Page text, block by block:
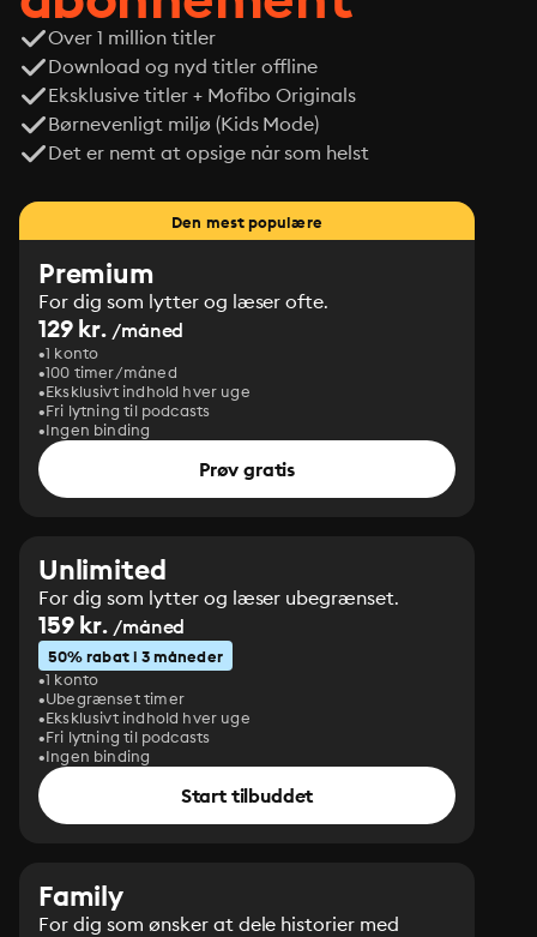
Over 1 million titler
Download og nyd titler offline
Eksklusive titler + Mofibo Originals
Børnevenligt miljø (Kids Mode)
Det er nemt at opsige når som helst
Den mest populære
Premium
For dig som lytter og læser ofte.
129 kr. /måned
1 konto
100 timer/måned
Eksklusivt indhold hver uge
Fri lytning til podcasts
Ingen binding
Prøv gratis
Unlimited
For dig som lytter og læser ubegrænset.
159 kr. /måned
50% rabat i 3 måneder
1 konto
Ubegrænset timer
Eksklusivt indhold hver uge
Fri lytning til podcasts
Ingen binding
Start tilbuddet
Family
For dig som ønsker at dele historier med